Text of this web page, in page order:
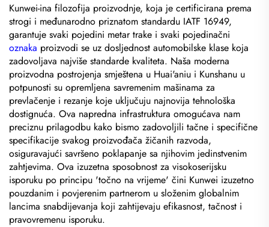
Kunwei-ina filozofija proizvodnje, koja je certificirana prema
strogi i međunarodno priznatom standardu IATF 16949,
garantuje svaki pojedini metar trake i svaki pojedinačni
oznaka proizvodi se uz dosljednost automobilske klase koja
zadovoljava najviše standarde kvaliteta. Naša moderna
proizvodna postrojenja smještena u Huai'aniu i Kunshanu u
potpunosti su opremljena savremenim mašinama za
prevlačenje i rezanje koje uključuju najnovija tehnološka
dostignuća. Ova napredna infrastruktura omogućava nam
preciznu prilagodbu kako bismo zadovoljili tačne i specifične
specifikacije svakog proizvođača žičanih razvoda,
osiguravajući savršeno poklapanje sa njihovim jedinstvenim
zahtjevima. Ova izuzetna sposobnost za visokoserijsku
isporuku po principu 'točno na vrijeme' čini Kunwei izuzetno
pouzdanim i povjerenim partnerom u složenim globalnim
lancima snabdijevanja koji zahtijevaju efikasnost, tačnost i
pravovremenu isporuku.